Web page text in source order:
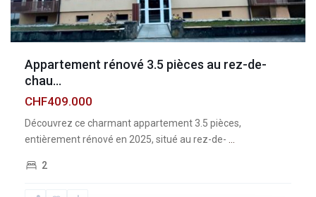
Appartement rénové 3.5 pièces au rez-de-
chau...
CHF409.000
Découvrez ce charmant appartement 3.5 pièces,
entièrement rénové en 2025, situé au rez-de-
2